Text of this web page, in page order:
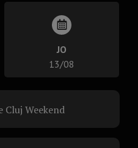
JO
13/08
Cluj Weekend